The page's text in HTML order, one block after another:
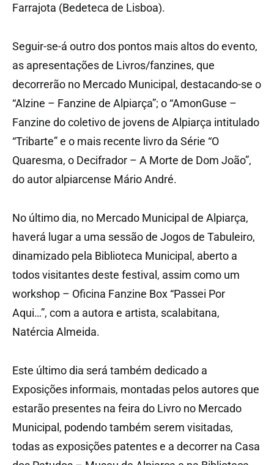
Farrajota (Bedeteca de Lisboa).
Seguir-se-á outro dos pontos mais altos do evento,
as apresentações de Livros/fanzines, que
decorrerão no Mercado Municipal, destacando-se o
“Alzine – Fanzine de Alpiarça”; o “AmonGuse –
Fanzine do coletivo de jovens de Alpiarça intitulado
“Tribarte” e o mais recente livro da Série “O
Quaresma, o Decifrador – A Morte de Dom João”,
do autor alpiarcense Mário André.
No último dia, no Mercado Municipal de Alpiarça,
haverá lugar a uma sessão de Jogos de Tabuleiro,
dinamizado pela Biblioteca Municipal, aberto a
todos visitantes deste festival, assim como um
workshop – Oficina Fanzine Box “Passei Por
Aqui…”, com a autora e artista, scalabitana,
Natércia Almeida.
Este último dia será também dedicado a
Exposições informais, montadas pelos autores que
estarão presentes na feira do Livro no Mercado
Municipal, podendo também serem visitadas,
todas as exposições patentes e a decorrer na Casa